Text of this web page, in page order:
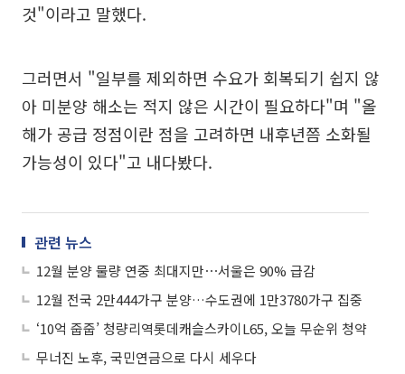
것"이라고 말했다.
그러면서 "일부를 제외하면 수요가 회복되기 쉽지 않
아 미분양 해소는 적지 않은 시간이 필요하다"며 "올
해가 공급 정점이란 점을 고려하면 내후년쯤 소화될
가능성이 있다"고 내다봤다.
관련 뉴스
12월 분양 물량 연중 최대지만⋯서울은 90% 급감
12월 전국 2만444가구 분양…수도권에 1만3780가구 집중
‘10억 줍줍’ 청량리역롯데캐슬스카이L65, 오늘 무순위 청약
무너진 노후, 국민연금으로 다시 세우다